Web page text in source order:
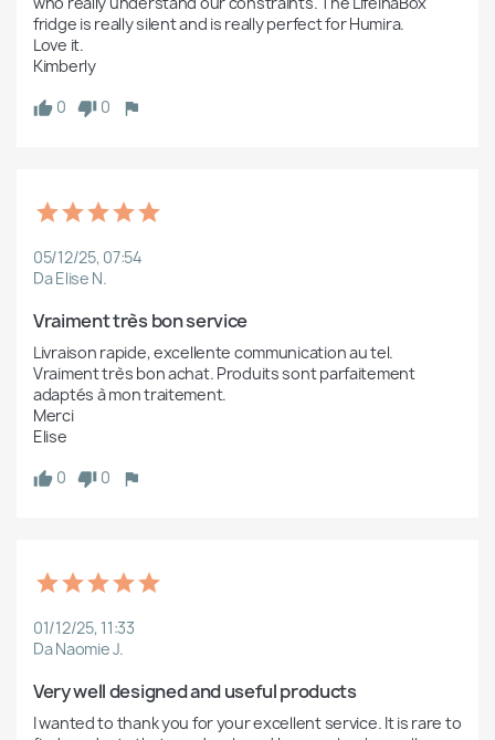
fridge is really silent and is really perfect for Humira.
Love it.
Kimberly
0
0
05/12/25, 07:54
Da Elise N.
Vraiment très bon service
Livraison rapide, excellente communication au tel.
Vraiment très bon achat. Produits sont parfaitement
adaptés à mon traitement.
Merci
Elise
0
0
01/12/25, 11:33
Da Naomie J.
Very well designed and useful products
I wanted to thank you for your excellent service. It is rare to